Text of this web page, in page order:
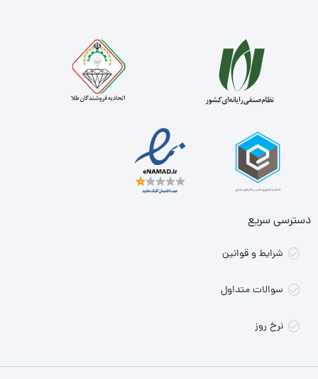
دسترسی سریع
شرایط و قوانین
سوالات متداول
نرخ روز